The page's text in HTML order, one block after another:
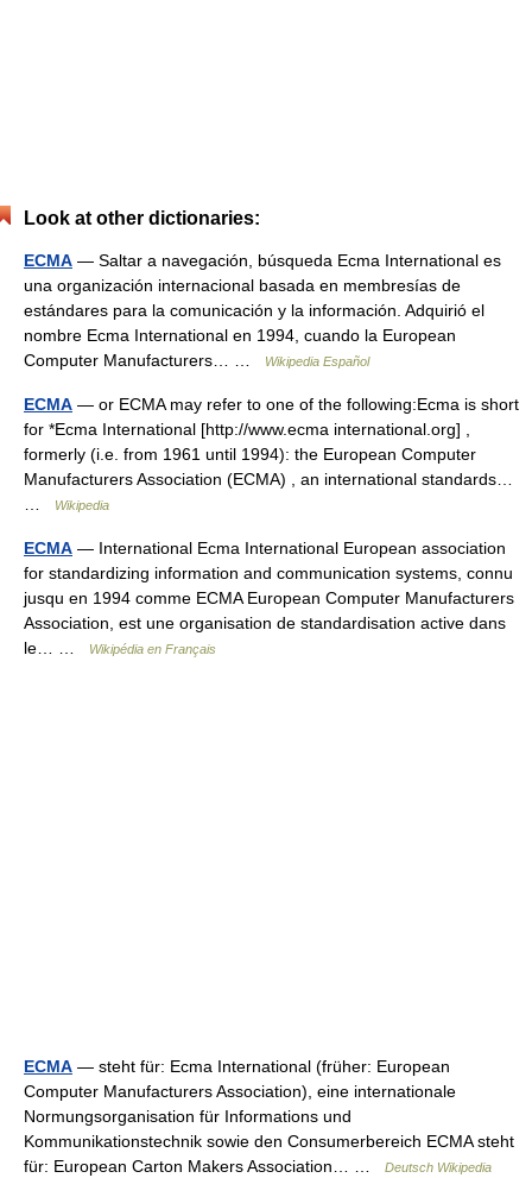
Look at other dictionaries:
ECMA — Saltar a navegación, búsqueda Ecma International es
una organización internacional basada en membresías de
estándares para la comunicación y la información. Adquirió el
nombre Ecma International en 1994, cuando la European
Computer Manufacturers… …
Wikipedia Español
ECMA — or ECMA may refer to one of the following:Ecma is short
for *Ecma International [http://www.ecma international.org] ,
formerly (i.e. from 1961 until 1994): the European Computer
Manufacturers Association (ECMA) , an international standards…
Wikipedia
ECMA — International Ecma International European association
for standardizing information and communication systems, connu
jusqu en 1994 comme ECMA European Computer Manufacturers
Association, est une organisation de standardisation active dans
le… …
Wikipédia en Français
ECMA — steht für: Ecma International (früher: European
Computer Manufacturers Association), eine internationale
Normungsorganisation für Informations und
Kommunikationstechnik sowie den Consumerbereich ECMA steht
für: European Carton Makers Association… …
Deutsch Wikipedia